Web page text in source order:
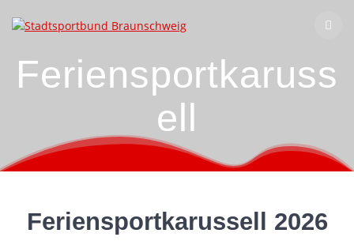
Inhalt
Feriensportkaruss
ell
Feriensportkarussell 2026